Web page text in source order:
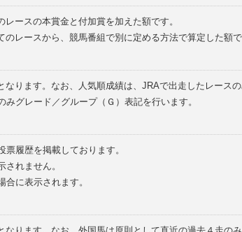
ースの本賞金と付加賞を加えた額です。
レースから、競馬番組で別に定める方法で算定した額で
ります。なお、人気順成績は、JRAで出走したレースの
グレード／グループ（Ｇ）表記を行います。
履歴を掲載しております。
れません。
に表示されます。